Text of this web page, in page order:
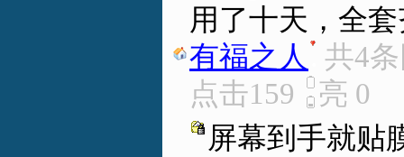
用了十天，全
有福之人 . 共4
点击159
亮 0
屏幕到手就贴